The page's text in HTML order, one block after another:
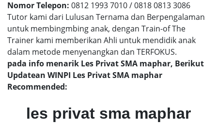
Nomor Telepon: 0812 1993 7010 / 0818 0813 3086
Tutor kami dari Lulusan Ternama dan Berpengalaman
untuk membingmbing anak, dengan Train-of The
Trainer kami memberikan Ahli untuk mendidik anak
dalam metode menyenangkan dan TERFOKUS.
pada info menarik Les Privat SMA maphar, Berikut
Updatean WINPI Les Privat SMA maphar
Recommended:
les privat sma maphar